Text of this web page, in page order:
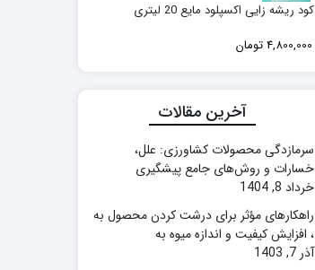
کود ریشه زایی اکسپلود مایع 20 لیتری
4,800,000 تومان
آخرین مقالات
سرمازدگی محصولات کشاورزی: علل،
خسارات و روش‌های جامع پیشگیری
خرداد 8, 1404
راهکارهای مؤثر برای درشت کردن محصول به
، افزایش کیفیت و اندازه میوه به
آذر 7, 1403